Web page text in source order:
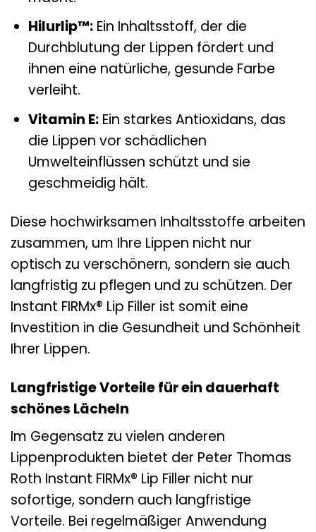
Hilurlip™:Ein Inhaltsstoff, der die
Durchblutung der Lippen fördert und
ihnen eine natürliche, gesunde Farbe
verleiht.
Vitamin E:Ein starkes Antioxidans, das
die Lippen vor schädlichen
Umwelteinflüssen schützt und sie
geschmeidig hält.
Diese hochwirksamen Inhaltsstoffe arbeiten
zusammen, um Ihre Lippen nicht nur
optisch zu verschönern, sondern sie auch
langfristig zu pflegen und zu schützen. Der
Instant FIRMx® Lip Filler ist somit eine
Investition in die Gesundheit und Schönheit
Ihrer Lippen.
Langfristige Vorteile für ein dauerhaft
schönes Lächeln
Im Gegensatz zu vielen anderen
Lippenprodukten bietet der Peter Thomas
Roth Instant FIRMx® Lip Filler nicht nur
sofortige, sondern auch langfristige
Vorteile. Bei regelmäßiger Anwendung